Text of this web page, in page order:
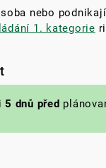
nebo
1. kategorie
5 dnů před